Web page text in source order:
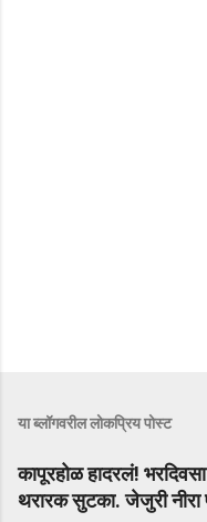
या ब्लॉगवरील लोकप्रिय पोस्ट
कापूरहोळ हादरलं!
थरारक सुटका. जेजुरी नीरा